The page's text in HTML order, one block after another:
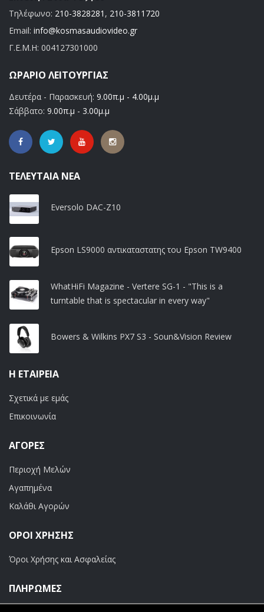
Τηλέφωνο: 210-3828281 , 210-3811720
Email: info@kosmasaudiovideo.gr
Γ.Ε.Μ.Η: 004127301000
ΩΡΆΡΙΟ ΛΕΙΤΟΥΡΓΊΑΣ
Δευτέρα - Παρασκευή: 9.00π.μ - 4.00μ.μ
Σάββατο: 9.00π.μ - 3.00μ.μ
ΤΕΛΕΥΤΑΊΑ ΝΈΑ
Eversolo DAC-Z10
Epson LS9000 αντικαταστατης του Epson TW9400
WhatHiFi Magazine - Vertere SG-1 - "This is a
turntable that is spectacular in every way"
Bowers & Wilkins PX7 S3 - Soun&Vision Review
Η ΕΤΑΙΡΕΊΑ
Σχετικά με εμάς
Επικοινωνία
ΑΓΟΡΈΣ
Περιοχή Μελών
Αγαπημένα
Καλάθι Αγορών
ΟΡΟΙ ΧΡΗΣΗΣ
Όροι Χρήσης και Ασφαλείας
ΠΛΗΡΩΜΕΣ